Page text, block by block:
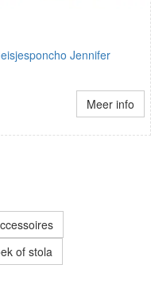
Jennifer
Meer info
of stola